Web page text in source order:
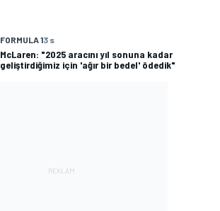
FORMULA 13 s
McLaren: "2025 aracını yıl sonuna kadar
geliştirdiğimiz için 'ağır bir bedel' ödedik"